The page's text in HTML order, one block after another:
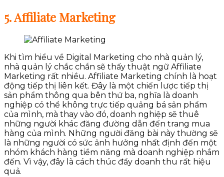
5. Affiliate Marketing
Khi tìm hiểu về Digital Marketing cho nhà quản lý,
nhà quản lý chắc chắn sẽ thấy thuật ngữ Affiliate
Marketing rất nhiều. Affiliate Marketing chính là hoạt
động tiếp thị liên kết. Đây là một chiến lược tiếp thị
sản phẩm thông qua bên thứ ba, nghĩa là doanh
nghiệp có thể không trực tiếp quảng bá sản phẩm
của mình, mà thay vào đó, doanh nghiệp sẽ thuê
những người khác đăng đường dẫn đến trang mua
hàng của mình. Những người đăng bài này thường sẽ
là những người có sức ảnh hưởng nhất định đến một
nhóm khách hàng tiềm năng mà doanh nghiệp nhắm
đến. Vì vậy, đây là cách thúc đẩy doanh thu rất hiệu
quả.